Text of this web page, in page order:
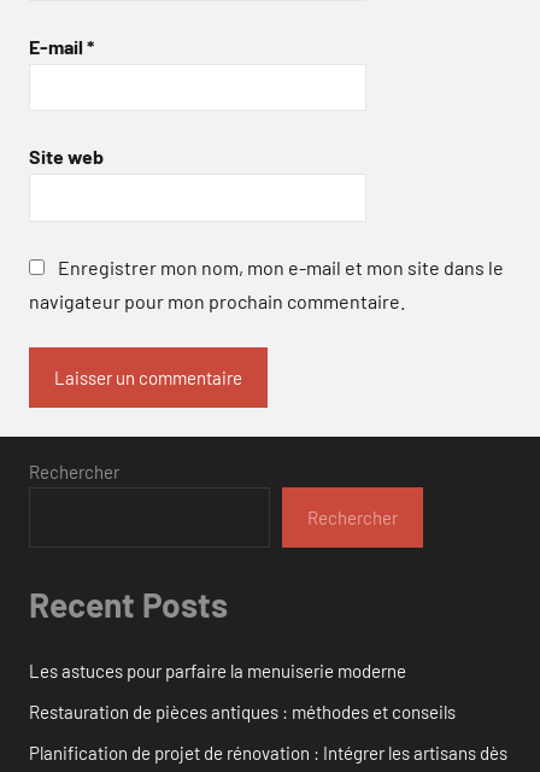
E-mail *
Site web
Enregistrer mon nom, mon e-mail et mon site dans le
navigateur pour mon prochain commentaire.
Rechercher
Rechercher
Recent Posts
Les astuces pour parfaire la menuiserie moderne
Restauration de pièces antiques : méthodes et conseils
Planification de projet de rénovation : Intégrer les artisans dès